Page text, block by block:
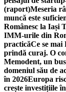
(raport)Meseria
muncă este
Românesc la Iași
IMM-urile din
practicăCe se
prindă curaj. O
Memodent, un
domeniul său de
în 2026Europa
crește investițiile